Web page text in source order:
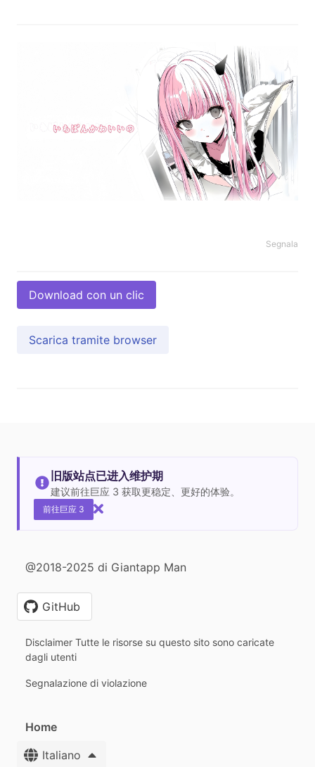
Segnala
Download con un clic
Scarica tramite browser
旧版站点已进入维护期
建议前往巨应 3 获取更稳定、更好的体验。
前往巨应 3
@2018-2025 di Giantapp Man
GitHub
Disclaimer Tutte le risorse su questo sito sono caricate
dagli utenti
Segnalazione di violazione
Home
Italiano